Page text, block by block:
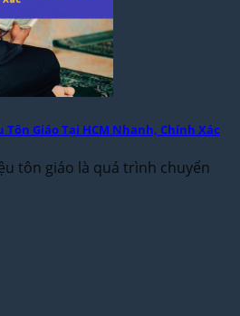
Giáo Tại HCM Nhanh, Chính Xác
tôn giáo là quá trình chuyển